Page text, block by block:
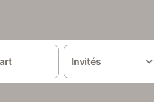
Invités